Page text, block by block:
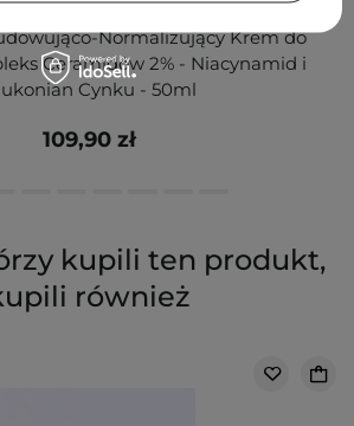
Normalizujący Krem do
Ceramidów 2% - Niacynamid i
Cynku - 50ml
109,90 zł
kupili ten produkt,
również